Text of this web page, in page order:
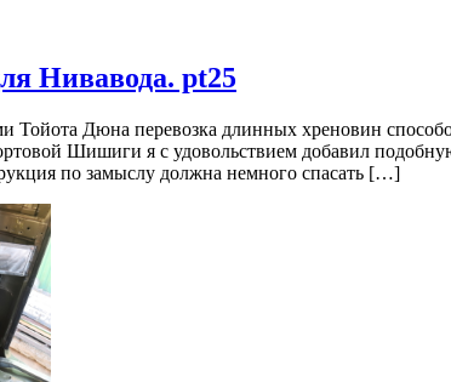
Нивавода. pt25
Тойота Дюна перевозка длинных хреновин
Шишиги я с удовольствием добавил
по замыслу должна немного спасать […]